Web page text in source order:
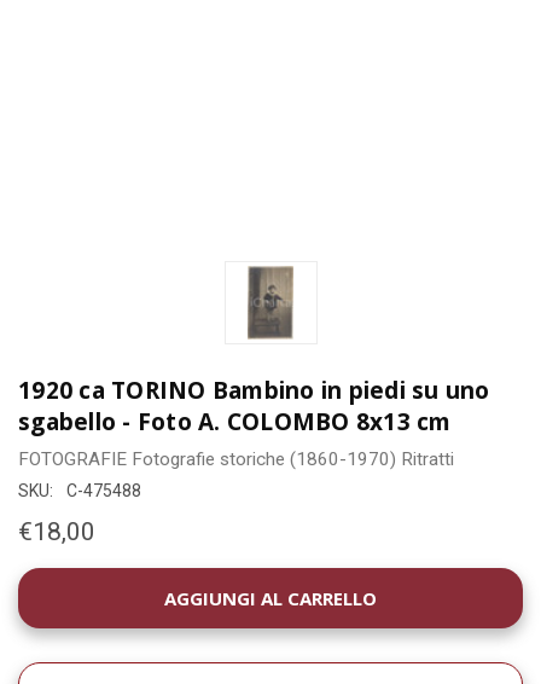
1920 ca TORINO Bambino in piedi su uno
sgabello - Foto A. COLOMBO 8x13 cm
FOTOGRAFIE Fotografie storiche (1860-1970) Ritratti
SKU: C-475488
€18,00
DISPONIBILITÀ
ATTUALE: